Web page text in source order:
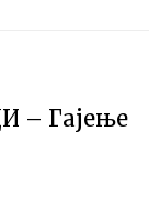
– Гајење